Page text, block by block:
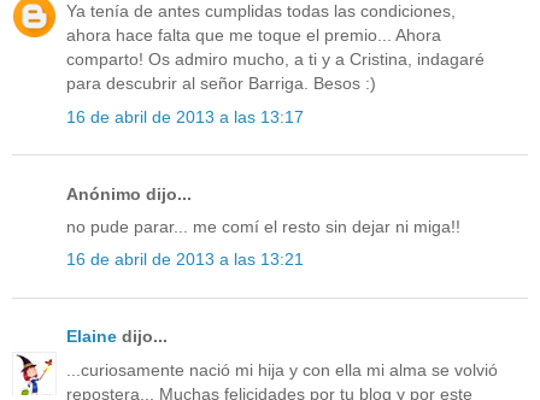
Ya tenía de antes cumplidas todas las condiciones,
ahora hace falta que me toque el premio... Ahora
comparto! Os admiro mucho, a ti y a Cristina, indagaré
para descubrir al señor Barriga. Besos :)
16 de abril de 2013 a las 13:17
Anónimo dijo...
no pude parar... me comí el resto sin dejar ni miga!!
16 de abril de 2013 a las 13:21
Elaine dijo...
...curiosamente nació mi hija y con ella mi alma se volvió
repostera... Muchas felicidades por tu blog y por este